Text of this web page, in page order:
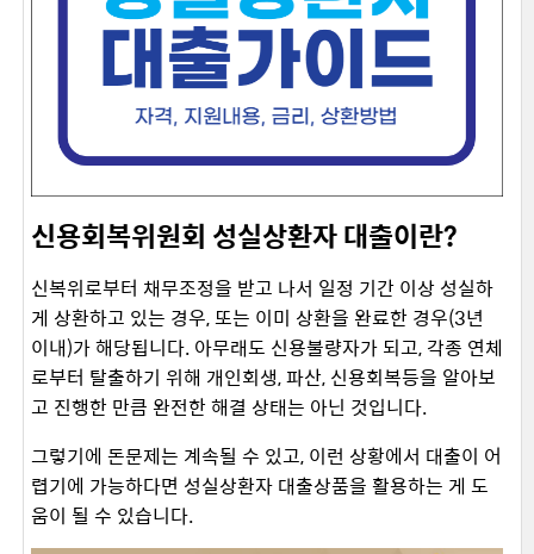
신용회복위원회 성실상환자 대출이란?
신복위로부터 채무조정을 받고 나서 일정 기간 이상 성실하
게 상환하고 있는 경우, 또는 이미 상환을 완료한 경우(3년
이내)가 해당됩니다. 아무래도 신용불량자가 되고, 각종 연체
로부터 탈출하기 위해 개인회생, 파산, 신용회복등을 알아보
고 진행한 만큼 완전한 해결 상태는 아닌 것입니다.
그렇기에 돈문제는 계속될 수 있고, 이런 상황에서 대출이 어
렵기에 가능하다면 성실상환자 대출상품을 활용하는 게 도
움이 될 수 있습니다.